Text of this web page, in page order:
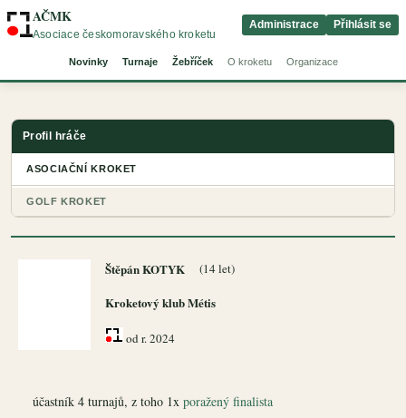
AČMK
Asociace českomoravského kroketu
Novinky Turnaje Žebříček O kroketu Organizace
Administrace Přihlásit se
Štěpán KOTYK (14 let)
Kroketový klub Métis
od r. 2024
účastník 4 turnajů, z toho 1x poražený finalista
Profil hráče
ASOCIAČNÍ KROKET
GOLF KROKET